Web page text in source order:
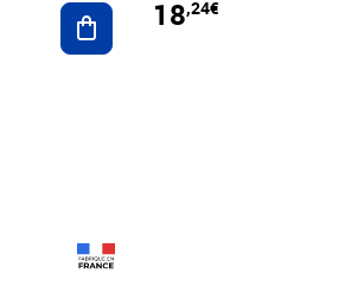
Ajouter au panier
18,24€